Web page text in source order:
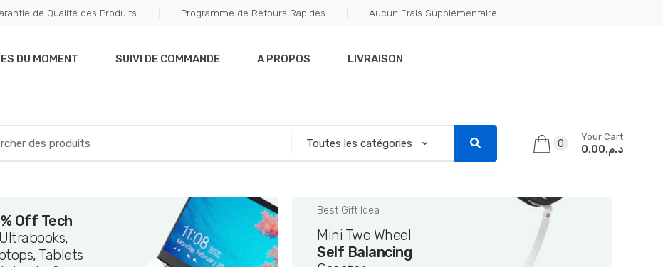
de Qualité des Produits Programme de Retours Rapides Aucun Frais Supplémentaire
DU MOMENT SUIVI DE COMMANDE A PROPOS LIVRAISON
0
Your Cart
د.م.0,00
Off Tech
Tablets
Best Gift Idea
Mini Two Wheel
Self Balancing